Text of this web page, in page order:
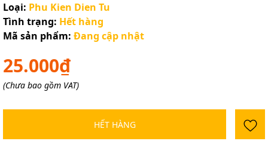
Loại: Phu Kien Dien Tu
Tình trạng: Hết hàng
Mã sản phẩm: Đang cập nhật
25.000₫
(Chưa bao gồm VAT)
HẾT HÀNG